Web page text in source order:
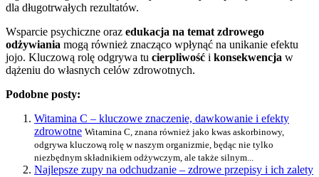
dla długotrwałych rezultatów.
Wsparcie psychiczne oraz edukacja na temat zdrowego
odżywiania mogą również znacząco wpłynąć na unikanie efektu
jojo. Kluczową rolę odgrywa tu cierpliwość i konsekwencja w
dążeniu do własnych celów zdrowotnych.
Podobne posty:
Witamina C – kluczowe znaczenie, dawkowanie i efekty
zdrowotne Witamina C, znana również jako kwas askorbinowy,
odgrywa kluczową rolę w naszym organizmie, będąc nie tylko
niezbędnym składnikiem odżywczym, ale także silnym...
Najlepsze zupy na odchudzanie – zdrowe przepisy i ich zalety